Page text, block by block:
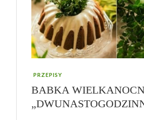
PRZEPISY
BABKA